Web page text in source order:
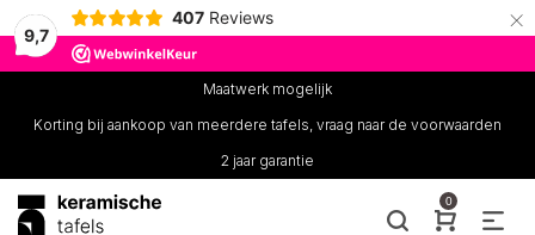
9,7
407 Reviews ×
Maatwerk mogelijk
Korting bij aankoop van meerdere tafels, vraag naar de voorwaarden
2 jaar garantie
0